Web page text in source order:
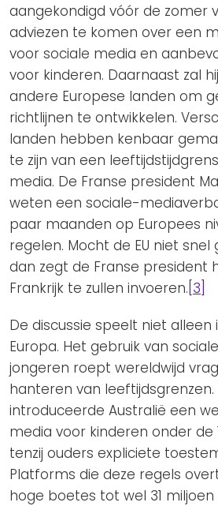
aangekondigd vóór de zomer
adviezen te komen over een
voor sociale media en
voor kinderen. Daarnaast zal
andere Europese landen om
richtlijnen te ontwikkelen.
landen hebben kenbaar
te zijn van een
media. De Franse president
weten een sociale-
paar maanden op Europees
regelen. Mocht de EU niet
dan zegt de Franse president
Frankrijk te zullen invoeren. [3]
De discussie speelt niet alleen
Europa. Het gebruik van
jongeren roept wereldwijd
hanteren van
introduceerde Australië een
media voor kinderen onder de
tenzij ouders expliciete
Platforms die deze regels
hoge boetes tot wel 31